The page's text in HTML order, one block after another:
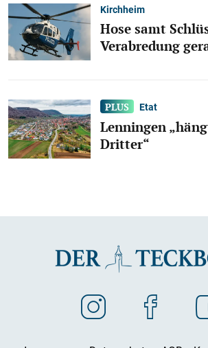
Kirchheim
Hose samt
Verabredung
Etat
Lenningen
Dritter“